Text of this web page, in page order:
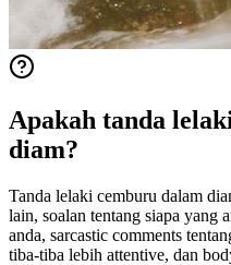
Apakah tanda
diam?
Tanda lelaki cemburu dalam
lain, soalan tentang siapa yang
anda, sarcastic comments
tiba-tiba lebih attentive, dan